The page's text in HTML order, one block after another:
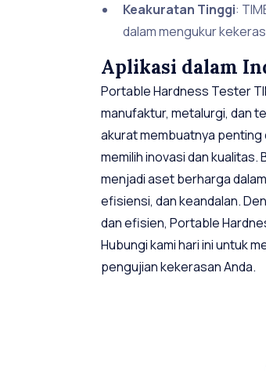
Keakuratan Tinggi:
dalam mengukur
Aplikasi dalam
Portable Hardness Tester
manufaktur, metalurgi, dan
akurat membuatnya penting
memilih inovasi dan kualitas.
menjadi aset berharga
efisiensi, dan keandalan.
dan efisien, Portable
Hubungi kami hari ini untuk
pengujian kekerasan Anda.